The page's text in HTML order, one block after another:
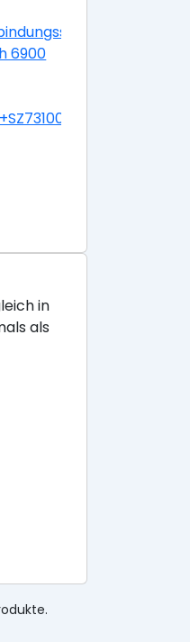
6900
Besteckkorb)
in
als